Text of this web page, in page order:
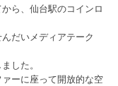
ら、仙台駅のコインロ
だいメディアテーク
した。
ーに座って開放的な空